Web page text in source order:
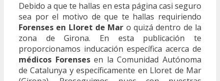
Debido a que te hallas en esta página casi seguro
sea por el motivo de que te hallas requiriendo
Forenses en Lloret de Mar o quizá dentro de la
zona de Girona. En esta publicación te
proporcionamos inducación específica acerca de
médicos Forensesen la Comunidad Autónoma
de Catalunya y específicamente en Lloret de Mar